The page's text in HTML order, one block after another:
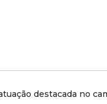
perspectiva
destacada no